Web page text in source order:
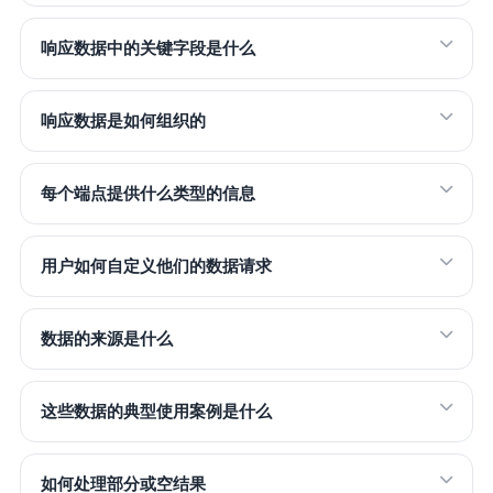
响应数据中的关键字段是什么
响应数据是如何组织的
每个端点提供什么类型的信息
用户如何自定义他们的数据请求
数据的来源是什么
这些数据的典型使用案例是什么
如何处理部分或空结果